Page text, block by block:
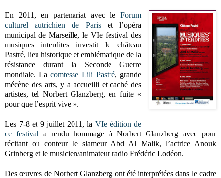
En 2011, en partenariat avec leForum
culturel autrichien de Pariset l’opéra
municipal de Marseille, le VIe festival des
musiques interdites investit le château
Pastré, lieu historique et emblématique de la
résistance durant la Seconde Guerre
mondiale. Lacomtesse Lili Pastré, grande
mécène des arts, y a accueilli et caché des
artistes, tel Norbert Glanzberg, en fuite «
pour que l’esprit vive ».
Les 7-8 et 9 juillet 2011, laVIe édition de
ce festival a rendu hommage à Norbert Glanzberg avec pour
récitant ou conteur le slameur Abd Al Malik, l’actrice Anouk
Grinberg et le musicien/animateur radio Frédéric Lodéon.
Des œuvres de Norbert Glanzberg ont été interprétées dans le cadre